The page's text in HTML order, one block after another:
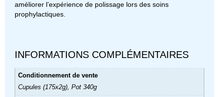
améliorer l’expérience de polissage lors des soins
prophylactiques.
INFORMATIONS COMPLÉMENTAIRES
Conditionnement de vente
Cupules (175x2g), Pot 340g